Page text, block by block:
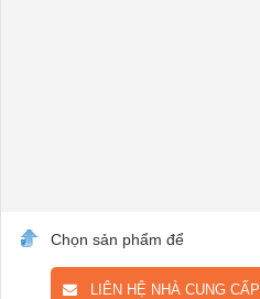
Chọn sản phẩm để
LIÊN HỆ NHÀ CUNG CẤP